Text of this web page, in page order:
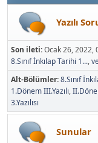
Yazılı
Son ileti:Ocak 26, 2022,
8.Sınıf İnkılap Tarihi 1...,
Alt-Bölümler 8.Sınıf
1.Dönem III.Yazılı
3.Yazılısı
Sunular